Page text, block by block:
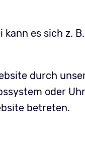
es sich z.
durch
oder
betreten.